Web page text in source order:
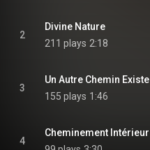
2
Divine Nature
211 plays 2:18
3
Un Autre Chemin Existe
155 plays 1:46
4
Cheminement Intérieur